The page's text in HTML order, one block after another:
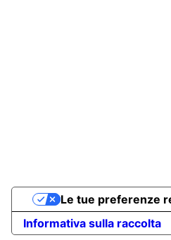
Informativa sulla raccolta
Le tue preferenze